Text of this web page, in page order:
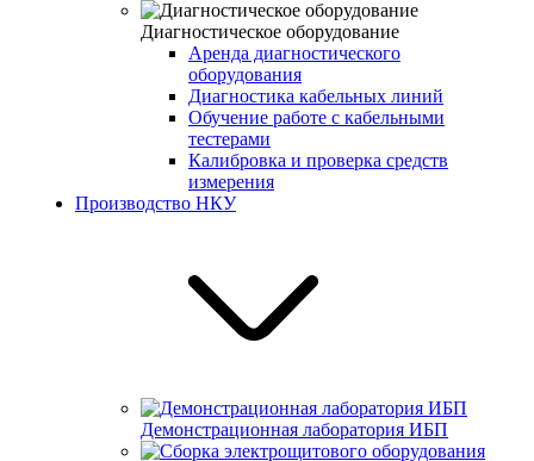
Диагностическое оборудование
Аренда диагностического
оборудования
Диагностика кабельных линий
Обучение работе с кабельными
тестерами
Калибровка и проверка средств
измерения
Производство НКУ
Демонстрационная лаборатория ИБП